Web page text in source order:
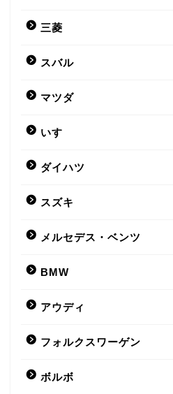
三菱
スバル
マツダ
いすゞ
ダイハツ
スズキ
メルセデス・ベンツ
BMW
アウディ
フォルクスワーゲン
ボルボ